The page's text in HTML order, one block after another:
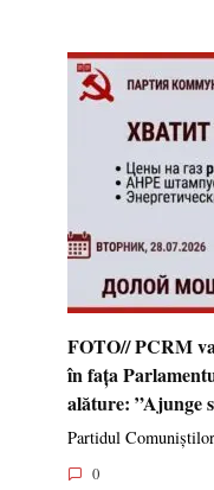
FOTO// PCRM
în fața
alăture: ”Ajunge
Partidul
0